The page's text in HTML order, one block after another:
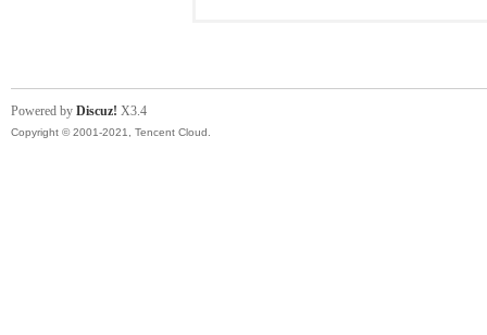
Powered by Discuz! X3.4
Copyright © 2001-2021, Tencent Cloud.